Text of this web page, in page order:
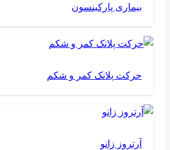
بیماری پارکینسون
حرکت پلانک کمر و شکم
آرتروز زانو